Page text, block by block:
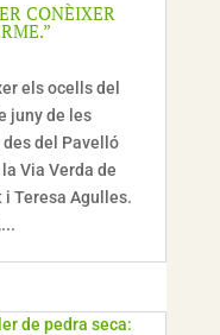
CONÈIXER
els ocells del
juny de les
del Pavelló
Via Verda de
i Teresa Agulles.